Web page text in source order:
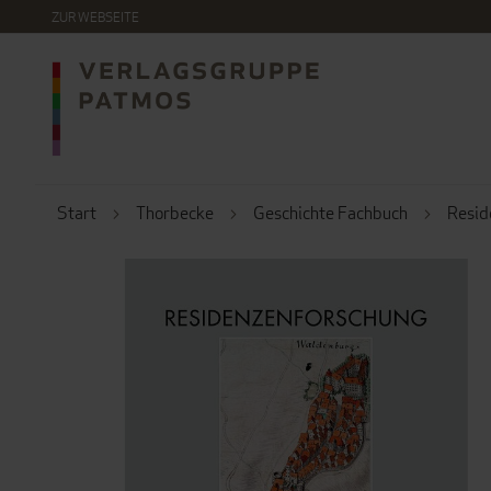
ZUR WEBSEITE
DIREKT
INHALT
Start Thorbecke Geschichte Fachbuch
BILDERGALERIE
SPRINGEN